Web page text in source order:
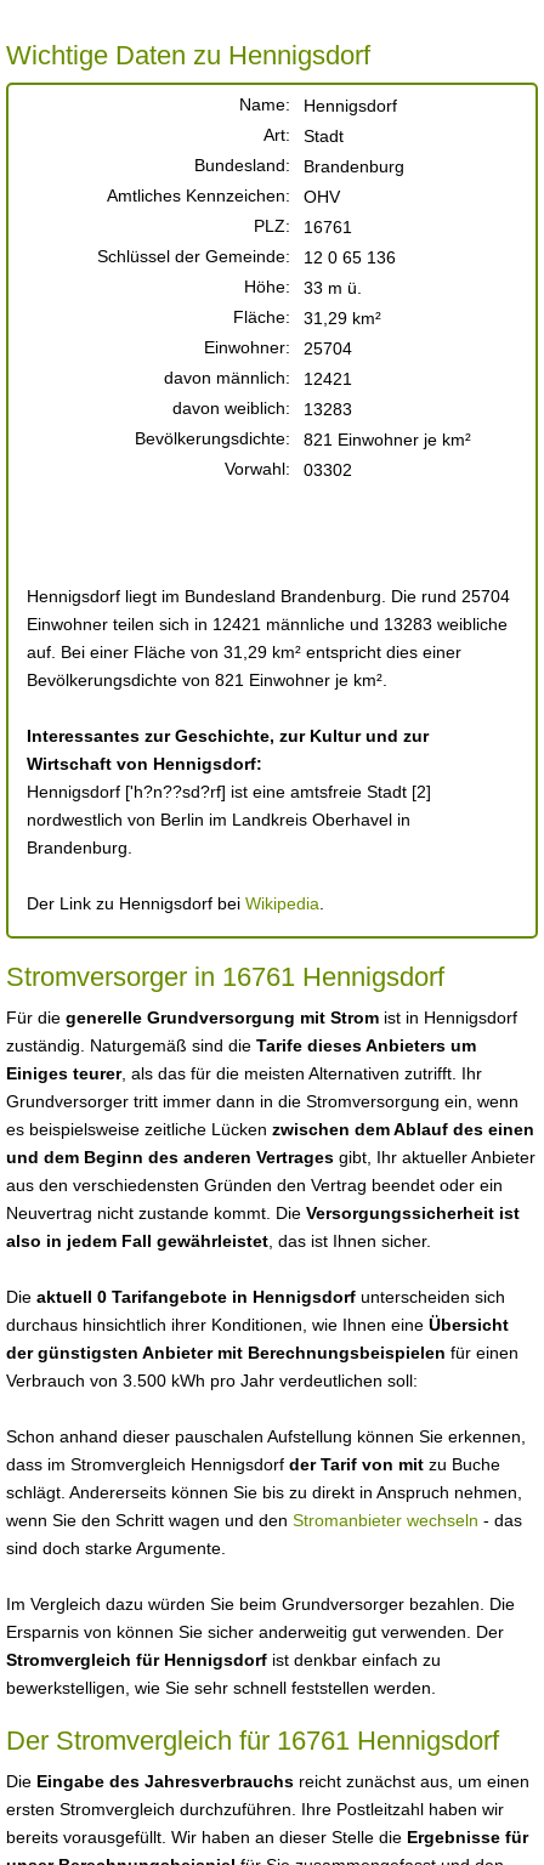
Wichtige Daten zu Hennigsdorf
Name:
Hennigsdorf
Art:
Stadt
Bundesland:
Brandenburg
Amtliches Kennzeichen:
OHV
PLZ:
16761
Schlüssel der Gemeinde:
12 0 65 136
Höhe:
33 m ü.
Fläche:
31,29 km²
Einwohner:
25704
davon männlich:
12421
davon weiblich:
13283
Bevölkerungsdichte:
821 Einwohner je km²
Vorwahl:
03302
Hennigsdorf liegt im Bundesland Brandenburg. Die rund 25704
Einwohner teilen sich in 12421 männliche und 13283 weibliche
auf. Bei einer Fläche von 31,29 km² entspricht dies einer
Bevölkerungsdichte von 821 Einwohner je km².
Interessantes zur Geschichte, zur Kultur und zur
Wirtschaft von Hennigsdorf:
Hennigsdorf ['h?n??sd?rf] ist eine amtsfreie Stadt [2]
nordwestlich von Berlin im Landkreis Oberhavel in
Brandenburg.
Der Link zu Hennigsdorf bei Wikipedia
Stromversorger in 16761 Hennigsdorf
Für die generelle Grundversorgung mit Strom ist in Hennigsdorf
zuständig. Naturgemäß sind die Tarife dieses Anbieters um
Einiges teurer, als das für die meisten Alternativen zutrifft. Ihr
Grundversorger tritt immer dann in die Stromversorgung ein, wenn
es beispielsweise zeitliche Lücken zwischen dem Ablauf des einen
und dem Beginn des anderen Vertrages gibt, Ihr aktueller Anbieter
aus den verschiedensten Gründen den Vertrag beendet oder ein
Neuvertrag nicht zustande kommt. Die Versorgungssicherheit ist
also in jedem Fall gewährleistet , das ist Ihnen sicher.
Die aktuell 0 Tarifangebote in Hennigsdorf unterscheiden sich
durchaus hinsichtlich ihrer Konditionen, wie Ihnen eine Übersicht
der günstigsten Anbieter mit Berechnungsbeispielen für einen
Verbrauch von 3.500 kWh pro Jahr verdeutlichen soll:
Schon anhand dieser pauschalen Aufstellung können Sie erkennen,
dass im Stromvergleich Hennigsdorf der Tarif von mit zu Buche
schlägt. Andererseits können Sie bis zu direkt in Anspruch nehmen,
wenn Sie den Schritt wagen und den Stromanbieter wechseln - das
sind doch starke Argumente.
Im Vergleich dazu würden Sie beim Grundversorger bezahlen. Die
Ersparnis von können Sie sicher anderweitig gut verwenden. Der
Stromvergleich für Hennigsdorf ist denkbar einfach zu
bewerkstelligen, wie Sie sehr schnell feststellen werden.
Der Stromvergleich für 16761 Hennigsdorf
Die Eingabe des Jahresverbrauchs reicht zunächst aus, um einen
ersten Stromvergleich durchzuführen. Ihre Postleitzahl haben wir
bereits vorausgefüllt. Wir haben an dieser Stelle die Ergebnisse für